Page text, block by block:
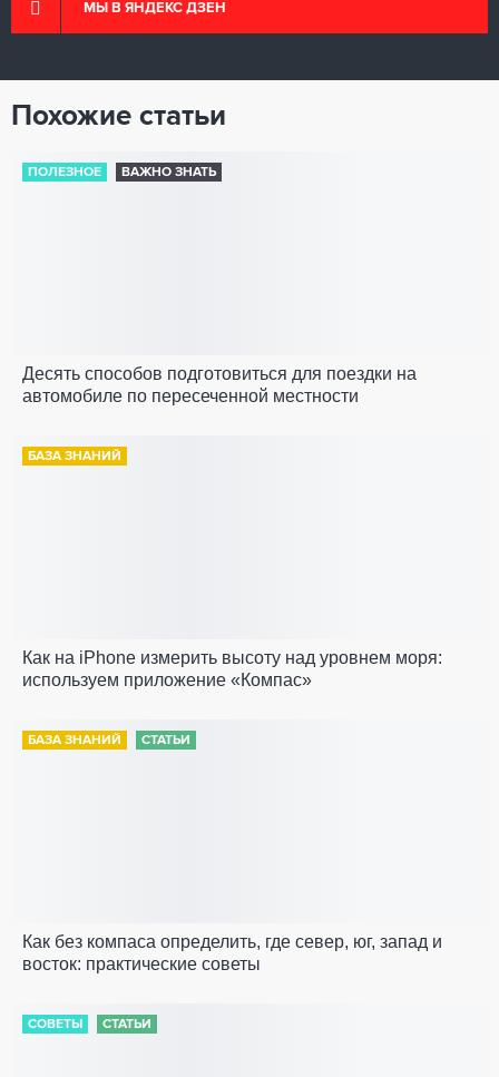
МЫ В ЯНДЕКС ДЗЕН
Похожие статьи
ПОЛЕЗНОЕ ВАЖНО ЗНАТЬ
Десять способов подготовиться для поездки на
автомобиле по пересеченной местности
БАЗА ЗНАНИЙ
Как на iPhone измерить высоту над уровнем моря:
используем приложение «Компас»
БАЗА ЗНАНИЙ СТАТЬИ
Как без компаса определить, где север, юг, запад и
восток: практические советы
СОВЕТЫ СТАТЬИ